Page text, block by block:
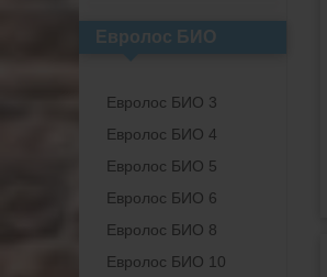
Евролос БИО
Евролос БИО 3
Евролос БИО 4
Евролос БИО 5
Евролос БИО 6
Евролос БИО 8
Евролос БИО 10